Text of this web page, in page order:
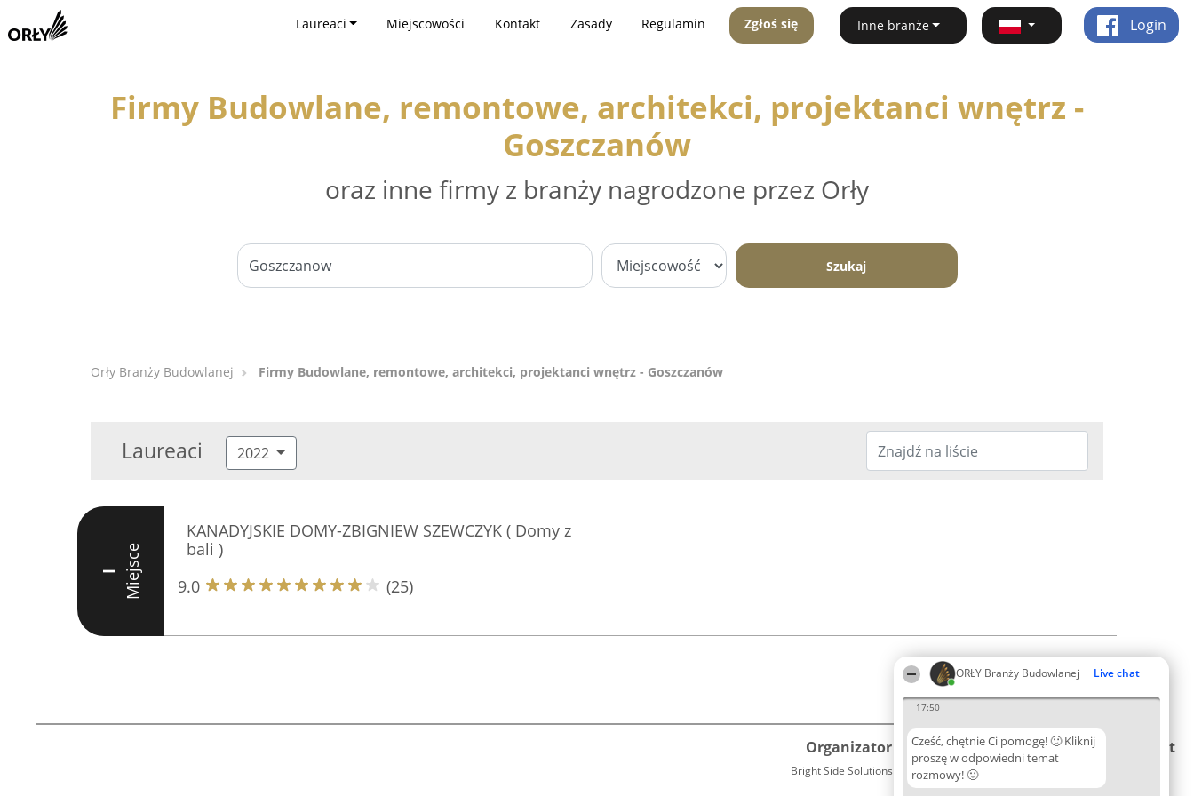
ORŁY Branży Budowlanej Live chat
17:50
Cześć, chętnie Ci pomogę! 🙂 Kliknij
proszę w odpowiedni temat
rozmowy! 🙂
Laureaci Miejscowości Kontakt Zasady Regulamin Zgłoś się Inne branże Login
Firmy Budowlane, remontowe, architekci, projektanci wnętrz -
Goszczanów
oraz inne firmy z branży nagrodzone przez Orły
Szukaj
Orły Branży Budowlanej Firmy Budowlane, remontowe, architekci, projektanci wnętrz - Goszczanów
Laureaci 2022
I Miejsce
KANADYJSKIE DOMY-ZBIGNIEW SZEWCZYK ( Domy z
bali )
9.0
(25)
Organizator plebiscytu
Bright Side Solutions sp. z o. o. sp. k.
ul. Ruska 22
Plebiscyt
Lista
Kontakt